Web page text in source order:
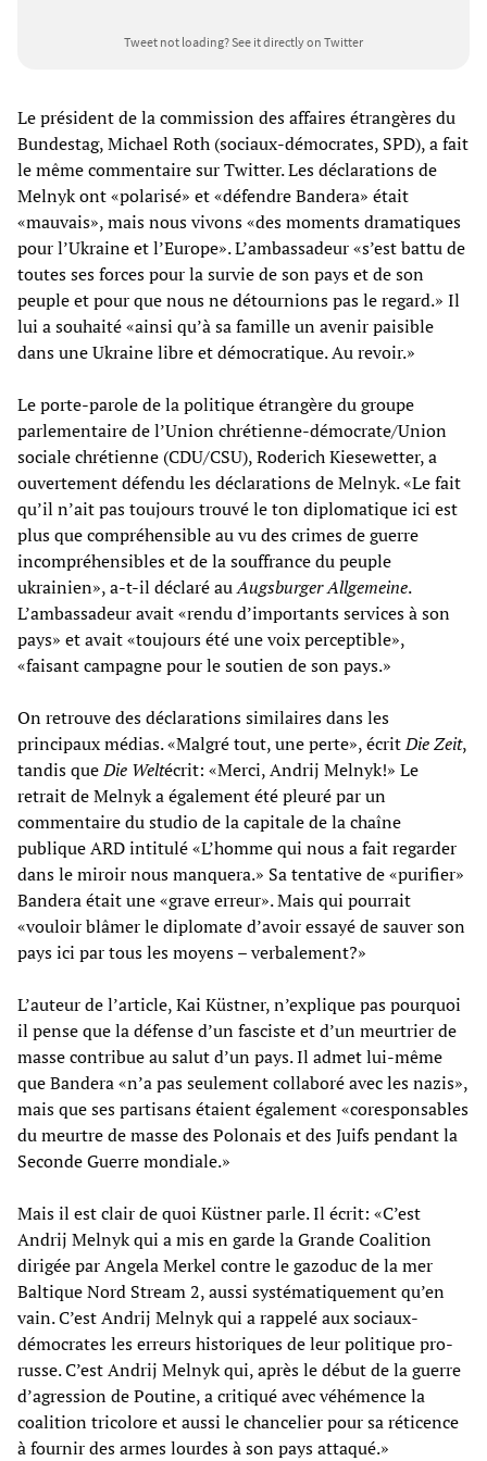
Tweet not loading?See it directly on Twitter
Le président de la commission des affaires étrangères du
Bundestag, Michael Roth (sociaux-démocrates, SPD), a fait
le même commentaire sur Twitter. Les déclarations de
Melnyk ont «polarisé» et «défendre Bandera» était
«mauvais», mais nous vivons «des moments dramatiques
pour l’Ukraine et l’Europe». L’ambassadeur «s’est battu de
toutes ses forces pour la survie de son pays et de son
peuple et pour que nous ne détournions pas le regard.» Il
lui a souhaité «ainsi qu’à sa famille un avenir paisible
dans une Ukraine libre et démocratique. Au revoir.»
Le porte-parole de la politique étrangère du groupe
parlementaire de l’Union chrétienne-démocrate/Union
sociale chrétienne (CDU/CSU), Roderich Kiesewetter, a
ouvertement défendu les déclarations de Melnyk. «Le fait
qu’il n’ait pas toujours trouvé le ton diplomatique ici est
plus que compréhensible au vu des crimes de guerre
incompréhensibles et de la souffrance du peuple
ukrainien», a-t-il déclaré auAugsburger Allgemeine.
L’ambassadeur avait «rendu d’importants services à son
pays» et avait «toujours été une voix perceptible»,
«faisant campagne pour le soutien de son pays.»
On retrouve des déclarations similaires dans les
principaux médias. «Malgré tout, une perte», écritDie Zeit,
tandis queDie Weltécrit: «Merci, Andrij Melnyk!» Le
retrait de Melnyk a également été pleuré par un
commentaire du studio de la capitale de la chaîne
publique ARD intitulé «L’homme qui nous a fait regarder
dans le miroir nous manquera.» Sa tentative de «purifier»
Bandera était une «grave erreur». Mais qui pourrait
«vouloir blâmer le diplomate d’avoir essayé de sauver son
pays ici par tous les moyens – verbalement?»
L’auteur de l’article, Kai Küstner, n’explique pas pourquoi
il pense que la défense d’un fasciste et d’un meurtrier de
masse contribue au salut d’un pays. Il admet lui-même
que Bandera «n’a pas seulement collaboré avec les nazis»,
mais que ses partisans étaient également «coresponsables
du meurtre de masse des Polonais et des Juifs pendant la
Seconde Guerre mondiale.»
Mais il est clair de quoi Küstner parle. Il écrit: «C’est
Andrij Melnyk qui a mis en garde la Grande Coalition
dirigée par Angela Merkel contre le gazoduc de la mer
Baltique Nord Stream 2, aussi systématiquement qu’en
vain. C’est Andrij Melnyk qui a rappelé aux sociaux-
démocrates les erreurs historiques de leur politique pro-
russe. C’est Andrij Melnyk qui, après le début de la guerre
d’agression de Poutine, a critiqué avec véhémence la
coalition tricolore et aussi le chancelier pour sa réticence
à fournir des armes lourdes à son pays attaqué.»